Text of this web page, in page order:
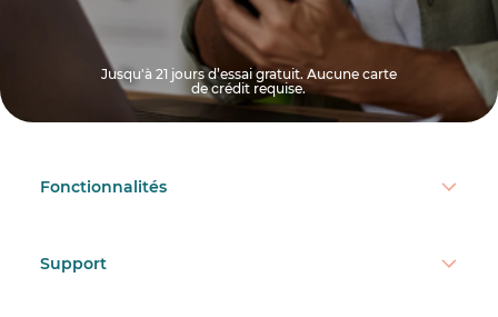
Jusqu'à 21 jours d’essai gratuit. Aucune carte
de crédit requise.
Fonctionnalités
Support